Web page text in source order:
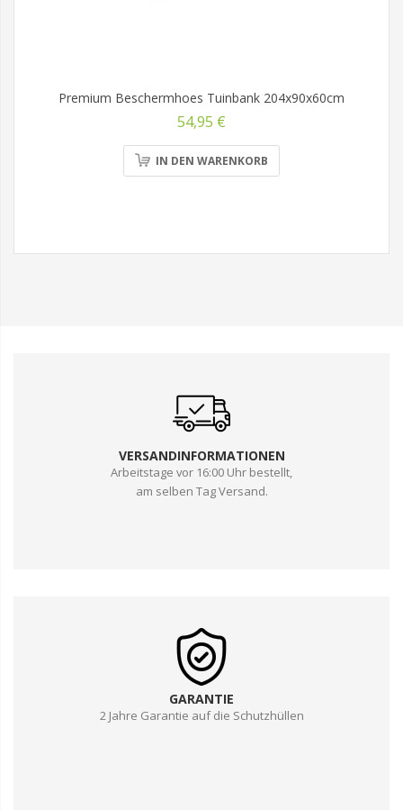
Premium Beschermhoes Tuinbank 204x90x60cm
54,95 €
IN DEN WARENKORB
VERSANDINFORMATIONEN
Arbeitstage vor 16:00 Uhr bestellt,
am selben Tag Versand.
GARANTIE
2 Jahre Garantie auf die Schutzhüllen